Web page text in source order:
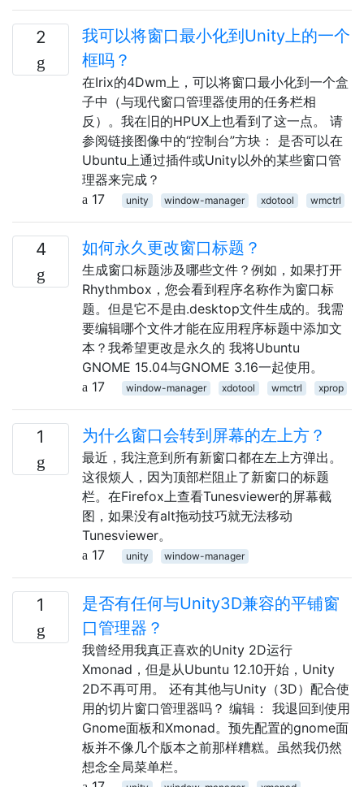
2
我可以将窗口最小化到Unity上的一个
框吗？
在Irix的4Dwm上，可以将窗口最小化到一个盒
子中（与现代窗口管理器使用的任务栏相
反）。我在旧的HPUX上也看到了这一点。 请
参阅链接图像中的“控制台”方块： 是否可以在
Ubuntu上通过插件或Unity以外的某些窗口管
理器来完成？
17
unity window-manager xdotool wmctrl
4 如何永久更改窗口标题？
生成窗口标题涉及哪些文件？例如，如果打开
Rhythmbox，您会看到程序名称作为窗口标
题。但是它不是由.desktop文件生成的。我需
要编辑哪个文件才能在应用程序标题中添加文
本？我希望更改是永久的 我将Ubuntu
GNOME 15.04与GNOME 3.16一起使用。
17
window-manager xdotool wmctrl xprop
1 为什么窗口会转到屏幕的左上方？
最近，我注意到所有新窗口都在左上方弹出。
这很烦人，因为顶部栏阻止了新窗口的标题
栏。在Firefox上查看Tunesviewer的屏幕截
图，如果没有alt拖动技巧就无法移动
Tunesviewer。
17
unity window-manager
1
是否有任何与Unity3D兼容的平铺窗
口管理器？
我曾经用我真正喜欢的Unity 2D运行
Xmonad，但是从Ubuntu 12.10开始，Unity
2D不再可用。 还有其他与Unity（3D）配合使
用的切片窗口管理器吗？ 编辑： 我退回到使用
Gnome面板和Xmonad。预先配置的gnome面
板并不像几个版本之前那样糟糕。虽然我仍然
想念全局菜单栏。